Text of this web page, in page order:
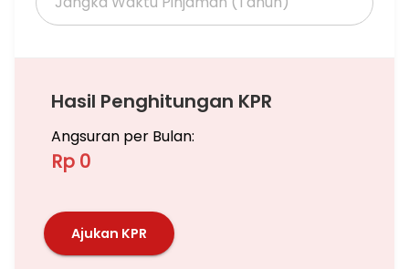
Hasil Penghitungan KPR
Angsuran per Bulan:
Rp 0
Ajukan KPR